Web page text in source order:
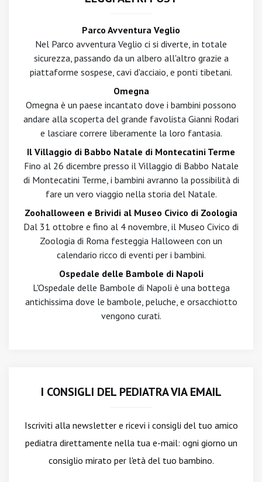
Parco Avventura Veglio
Nel Parco avventura Veglio ci si diverte, in totale
sicurezza, passando da un albero all'altro grazie a
piattaforme sospese, cavi d'acciaio, e ponti tibetani.
Omegna
Omegna è un paese incantato dove i bambini possono
andare alla scoperta del grande favolista Gianni Rodari
e lasciare correre liberamente la loro fantasia.
Il Villaggio di Babbo Natale di Montecatini Terme
Fino al 26 dicembre presso il Villaggio di Babbo Natale
di Montecatini Terme, i bambini avranno la possibilità di
fare un vero viaggio nella storia del Natale.
Zoohalloween e Brividi al Museo Civico di Zoologia
Dal 31 ottobre e fino al 4 novembre, il Museo Civico di
Zoologia di Roma festeggia Halloween con un
calendario ricco di eventi per i bambini.
Ospedale delle Bambole di Napoli
L'Ospedale delle Bambole di Napoli è una bottega
antichissima dove le bambole, peluche, e orsacchiotto
vengono curati.
I CONSIGLI DEL PEDIATRA VIA EMAIL
Iscriviti alla newslettere ricevi i consigli del tuo amico
pediatra direttamente nella tua e-mail: ogni giorno un
consiglio mirato per l'età del tuo bambino.